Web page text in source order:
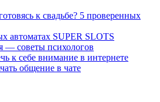
к свадьбе? 5 проверенных
автоматах SUPER SLOTS
— советы психологов
к себе внимание в интернете
общение в чате